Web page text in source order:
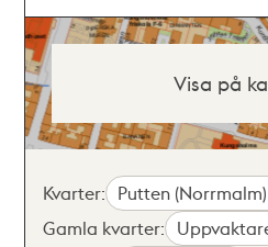
Visa på
Kvarter: Putten (Norrmalm)
Gamla kvarter: